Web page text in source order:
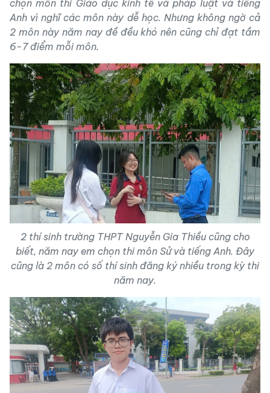
chọn môn thi Giáo dục kinh tế và pháp luật và tiếng
Anh vì nghĩ các môn này dễ học. Nhưng không ngờ cả
2 môn này năm nay đề đều khó nên cũng chỉ đạt tầm
6-7 điểm mỗi môn.
2 thí sinh trường THPT Nguyễn Gia Thiều cũng cho
biết, năm nay em chọn thi môn Sử và tiếng Anh. Đây
cũng là 2 môn có số thí sinh đăng ký nhiều trong kỳ thi
năm nay.